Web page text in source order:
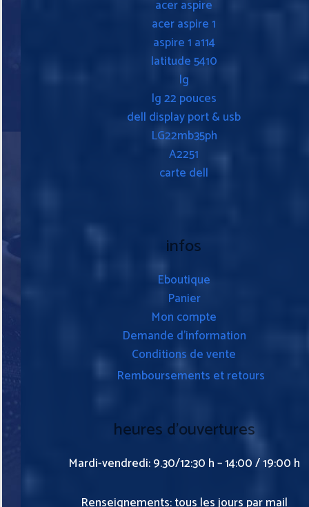
acer aspire
acer aspire 1
aspire 1 a114
latitude 5410
lg
lg 22 pouces
dell display port & usb
LG22mb35ph
A2251
carte dell
infos
Eboutique
Panier
Mon compte
Demande d’information
Conditions de vente
Remboursements et retours
heures d’ouvertures
Mardi-vendredi: 9.30/12:30 h – 14:00 / 19:00 h
Renseignements: tous les jours par mail